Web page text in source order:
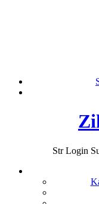
Str Login